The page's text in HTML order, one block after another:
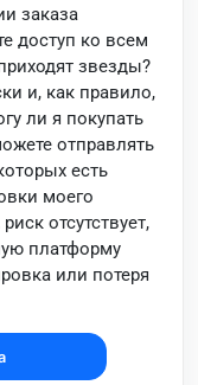
заказа
доступ ко всем
звезды?
и, как правило,
ли я покупать
отправлять
есть
моего
отсутствует,
платформу
или потеря